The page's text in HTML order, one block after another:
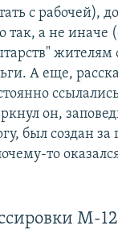
360p
1080p
с рабочей),
а не иначе
жителям
А еще,
он,
был создан за
то
М-